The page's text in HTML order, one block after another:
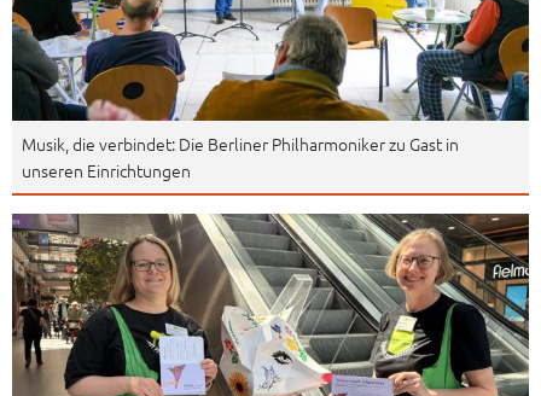
Musik, die verbindet: Die Berliner Philharmoniker zu Gast in
unseren Einrichtungen